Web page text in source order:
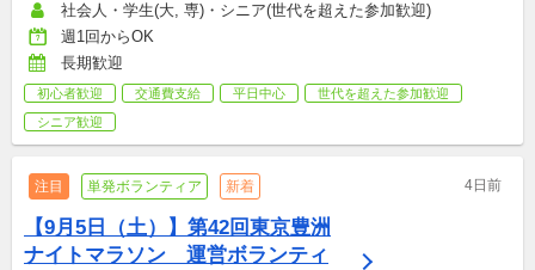
社会人・学生(大, 専)・シニア(世代を超えた参加歓迎)
週1回からOK
長期歓迎
初心者歓迎 交通費支給 平日中心
世代を超えた参加歓迎
シニア歓迎
注目 単発ボランティア 新着 4日前
【9月5日（土）】第42回東京豊洲
ナイトマラソン　運営ボランティ